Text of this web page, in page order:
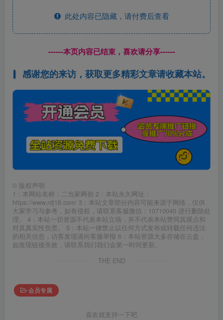
此处内容已隐藏，请付费后查看
------本页内容已结束，喜欢请分享------
感谢您的来访，获取更多精彩文章请收藏本站。
© 版权声明
1：本网站名称：二当家网创 2：本站永久网址：
https://www.rdj18.com/ 3：本站文章部分内容可能来源于网络，仅供
大家学习与参考，如有侵权，请联系客服微信：10710040 进行删除处
理。 4：本站一切资源不代表本站立场，并不代表本站赞同其观点和
对其真实性负责。 5：本站一律禁止以任何方式发布或转载任何违法
的相关信息，访客发现请向客服举报 6：本站资源大多存储在云盘，
如发现链接失效，请联系我们我们会第一时间更新。
THE END
会员专属
喜欢就支持一下吧